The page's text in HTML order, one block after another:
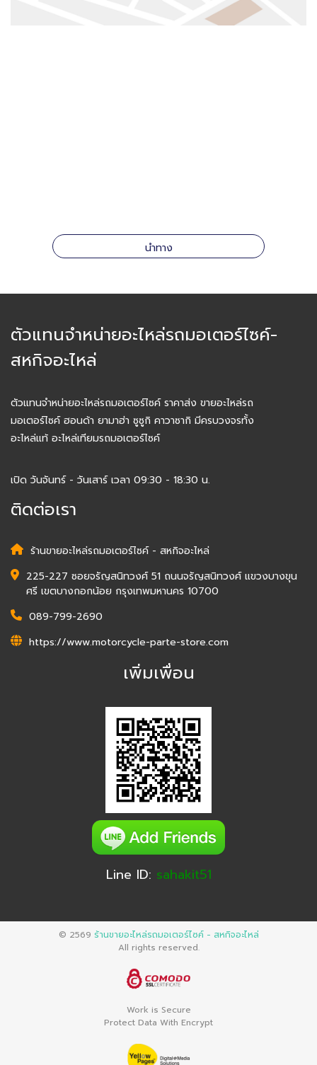
นำทาง
ตัวแทนจำหน่ายอะไหล่รถมอเตอร์ไซค์-
สหกิจอะไหล่
ตัวแทนจำหน่ายอะไหล่รถมอเตอร์ไซค์ ราคาส่ง ขายอะไหล่รถ
มอเตอร์ไซค์ ฮอนด้า ยามาฮ่า ซูซูกิ คาวาซากิ มีครบวงจรทั้ง
อะไหล่แท้ อะไหล่เทียมรถมอเตอร์ไซค์
เปิด วันจันทร์ - วันเสาร์ เวลา 09:30 - 18:30 น.
ติดต่อเรา
ร้านขายอะไหล่รถมอเตอร์ไซค์ - สหกิจอะไหล่
225-227 ซอยจรัญสนิทวงศ์ 51 ถนนจรัญสนิทวงศ์ แขวงบางขุน
ศรี เขตบางกอกน้อย กรุงเทพมหานคร 10700
089-799-2690
https://www.motorcycle-parte-store.com
เพิ่มเพื่อน
Line ID: sahakit51
© 2569 ร้านขายอะไหล่รถมอเตอร์ไซค์ - สหกิจอะไหล่
All rights reserved.
Work is Secure
Protect Data With Encrypt